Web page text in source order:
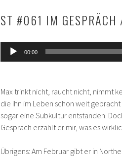
ST #061 IM GESPRÄCH
Audio-
Player
00:00
Max trinkt nicht, raucht nicht, nimmt
die ihn im Leben schon weit
sogar eine Subkultur entstanden.
Gespräch erzählt er mir, was es
Übrigens: Am Februar gibt er in